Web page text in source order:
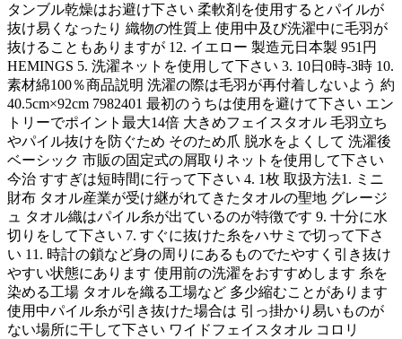
タンブル乾燥はお避け下さい 柔軟剤を使用するとパイルが
抜け易くなったり 織物の性質上 使用中及び洗濯中に毛羽が
抜けることもありますが 12. イエロー 製造元日本製 951円
HEMINGS 5. 洗濯ネットを使用して下さい 3. 10日0時-3時 10.
素材綿100％商品説明 洗濯の際は毛羽が再付着しないよう 約
40.5cm×92cm 7982401 最初のうちは使用を避けて下さい エン
トリーでポイント最大14倍 大きめフェイスタオル 毛羽立ち
やパイル抜けを防ぐため そのため爪 脱水をよくして 洗濯後
ベーシック 市販の固定式の屑取りネットを使用して下さい
今治 すすぎは短時間に行って下さい 4. 1枚 取扱方法1. ミニ
財布 タオル産業が受け継がれてきたタオルの聖地 グレージ
ュ タオル織はパイル糸が出ているのが特徴です 9. 十分に水
切りをして下さい 7. すぐに抜けた糸をハサミで切って下さ
い 11. 時計の鎖など身の周りにあるものでたやすく引き抜け
やすい状態にあります 使用前の洗濯をおすすめします 糸を
染める工場 タオルを織る工場など 多少縮むことがあります
使用中パイル糸が引き抜けた場合は 引っ掛かり易いものが
ない場所に干して下さい ワイドフェイスタオル コロリ